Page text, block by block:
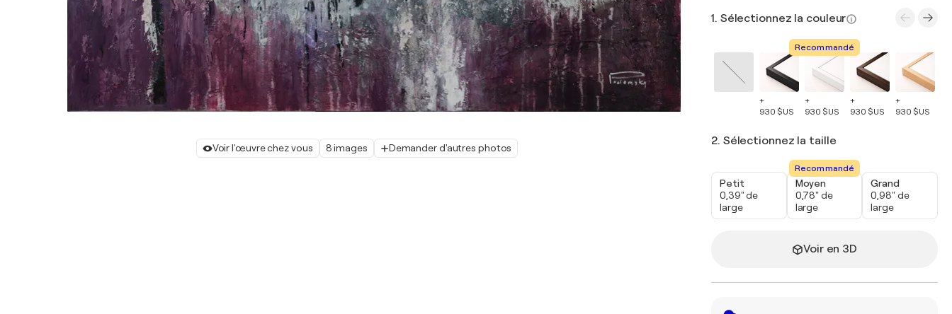
Voir l'œuvre chez vous 8 images Demander d'autres photos
1. Sélectionnez la couleur
+
930 $US
Recommandé
+
930 $US
+
930 $US
+
930 $US
2. Sélectionnez la taille
Petit
0,39" de
large
Recommandé
Moyen
0,78" de
large
Grand
0,98" de
large
Voir en 3D